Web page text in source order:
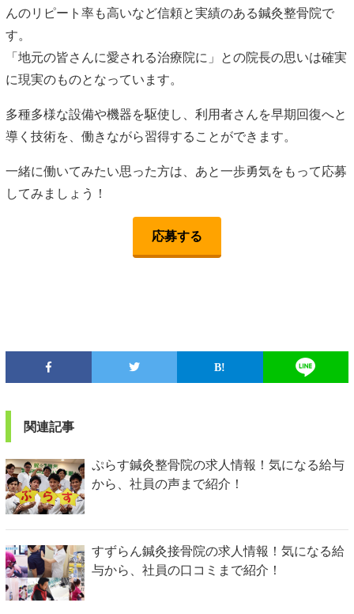
んのリピート率も高いなど信頼と実績のある鍼灸整骨院で
す。
「地元の皆さんに愛される治療院に」との院長の思いは確実
に現実のものとなっています。
多種多様な設備や機器を駆使し、利用者さんを早期回復へと
導く技術を、働きながら習得することができます。
一緒に働いてみたい思った方は、あと一歩勇気をもって応募
してみましょう！
応募する
関連記事
ぷらす鍼灸整骨院の求人情報！気になる給与
から、社員の声まで紹介！
すずらん鍼灸接骨院の求人情報！気になる給
与から、社員の口コミまで紹介！